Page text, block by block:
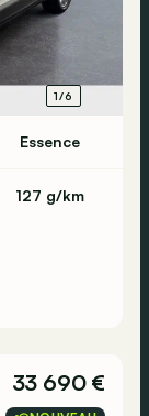
1/6
Essence
127 g/km
33 690 €